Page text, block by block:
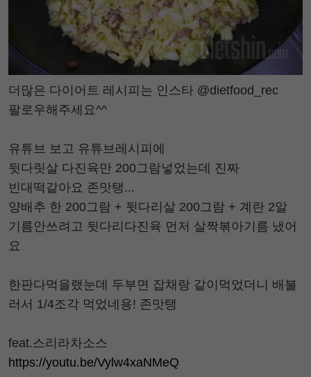
더많은 다이어트 레시피는 인스타 @dietfood_rec
팔로우해주세요^^
유튜브 보고 유튜브레시피에
뒷다릿살 다진육만 200그람넣었는데 진짜
빈대떡같아요 존맛탱...
양배추 한 200그람 + 뒷다리살 200그람 + 계란 2알
기름안쓰려고 뒷다리다진육 먼저 살짝볶아기름 냈어
요
한판다먹을랬눈데 두부면 잡채랑 같이먹었더니 배불
러서 1/4조각 먹었네용! 존맛탱
feat.스리라차소스
https://youtu.be/Vylw4xaNMeQ